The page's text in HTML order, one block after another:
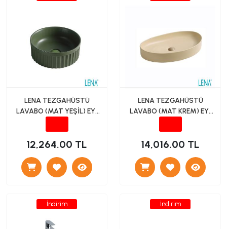
LENA TEZGAHÜSTÜ
LAVABO (MAT YEŞİL) EY-
12,264.00 TL
LENA TEZGAHÜSTÜ
LAVABO (MAT KREM) EY-
14,016.00 TL
İndirim İndirim